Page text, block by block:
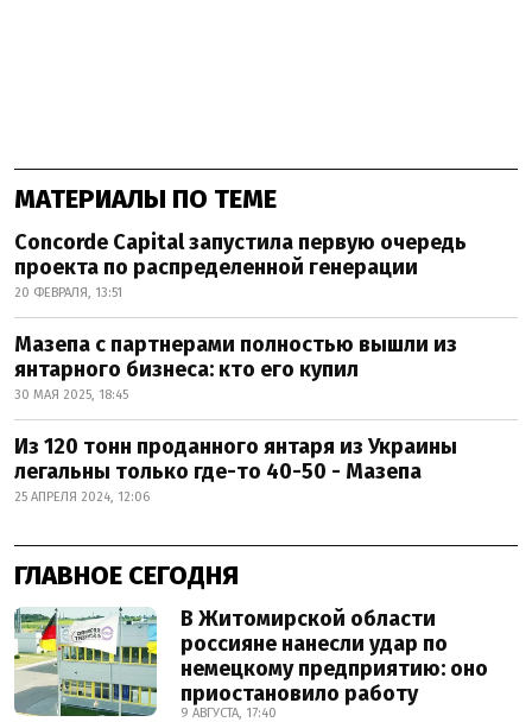
МАТЕРИАЛЫ ПО ТЕМЕ
Concorde Capital запустила первую очередь
проекта по распределенной генерации
20 ФЕВРАЛЯ, 13:51
Мазепа с партнерами полностью вышли из
янтарного бизнеса: кто его купил
30 МАЯ 2025, 18:45
Из 120 тонн проданного янтаря из Украины
легальны только где-то 40-50 - Мазепа
25 АПРЕЛЯ 2024, 12:06
ГЛАВНОЕ СЕГОДНЯ
В Житомирской области
россияне нанесли удар по
немецкому предприятию: оно
приостановило работу
9 АВГУСТА, 17:40